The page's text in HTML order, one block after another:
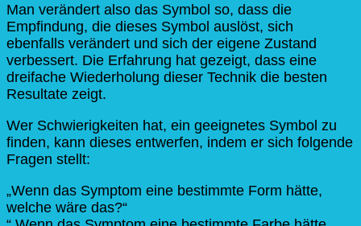
Man verändert also das Symbol so, dass die
Empfindung, die dieses Symbol auslöst, sich
ebenfalls verändert und sich der eigene Zustand
verbessert. Die Erfahrung hat gezeigt, dass eine
dreifache Wiederholung dieser Technik die besten
Resultate zeigt.
Wer Schwierigkeiten hat, ein geeignetes Symbol zu
finden, kann dieses entwerfen, indem er sich folgende
Fragen stellt:
„Wenn das Symptom eine bestimmte Form hätte,
welche wäre das?“